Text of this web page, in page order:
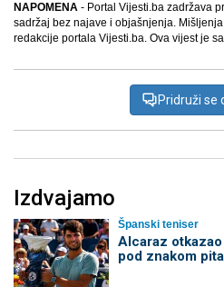
NAPOMENA - Portal Vijesti.ba zadržava
sadržaj bez najave i objašnjenja.
redakcije portala Vijesti.ba. Ova vijest je
Pridruži se
Izdvajamo
Španski teniser
Alcaraz
pod znakom